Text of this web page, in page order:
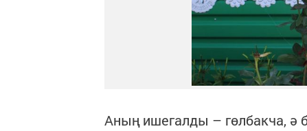
Аның ишегалды – гөлбакча, ә